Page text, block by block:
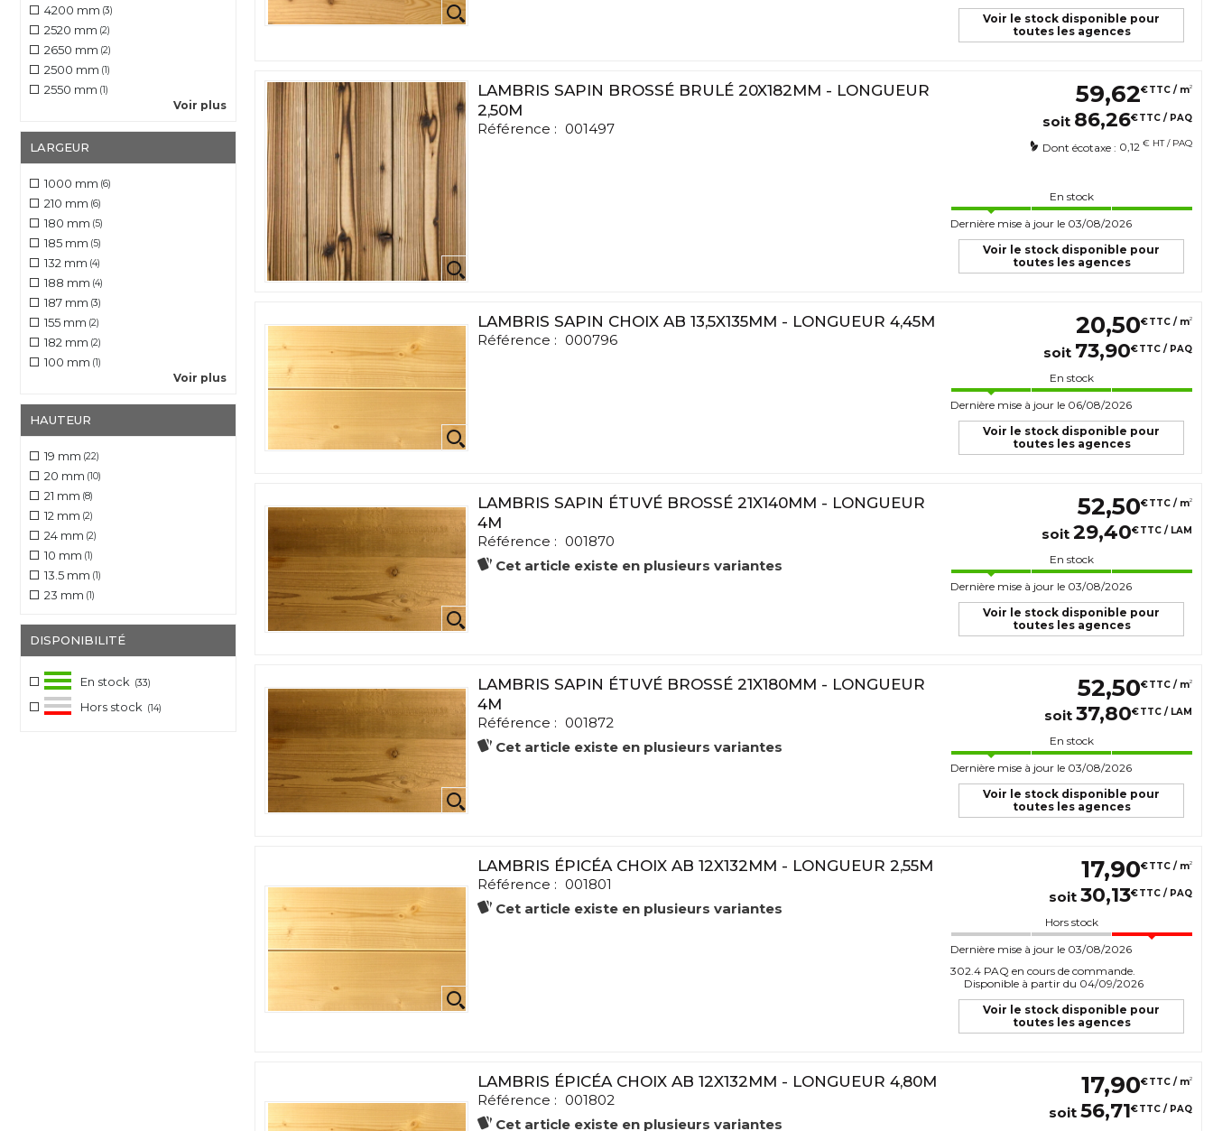
4200 mm (3)
2520 mm (2)
2650 mm (2)
2500 mm (1)
2550 mm (1)
Voir plus
LARGEUR
1000 mm (6)
210 mm (6)
180 mm (5)
185 mm (5)
132 mm (4)
188 mm (4)
187 mm (3)
155 mm (2)
182 mm (2)
100 mm (1)
Voir plus
HAUTEUR
19 mm (22)
20 mm (10)
21 mm (8)
12 mm (2)
24 mm (2)
10 mm (1)
13.5 mm (1)
23 mm (1)
DISPONIBILITÉ
En stock (33)
Hors stock (14)
Voir le stock disponible pour
toutes les agences
LAMBRIS SAPIN BROSSÉ BRULÉ 20X182MM - LONGUEUR
2,50M
Référence : 001497
59,62€TTC / m2
soit 86,26€TTC / PAQ
Dont écotaxe : 0,12 € HT / PAQ
En stock
Dernière mise à jour le 03/08/2026
Voir le stock disponible pour
toutes les agences
LAMBRIS SAPIN CHOIX AB 13,5X135MM - LONGUEUR 4,45M
Référence : 000796
20,50€TTC / m2
soit 73,90€TTC / PAQ
En stock
Dernière mise à jour le 06/08/2026
Voir le stock disponible pour
toutes les agences
LAMBRIS SAPIN ÉTUVÉ BROSSÉ 21X140MM - LONGUEUR
4M
Référence : 001870
Cet article existe en plusieurs variantes
52,50€TTC / m2
soit 29,40€TTC / LAM
En stock
Dernière mise à jour le 03/08/2026
Voir le stock disponible pour
toutes les agences
LAMBRIS SAPIN ÉTUVÉ BROSSÉ 21X180MM - LONGUEUR
4M
Référence : 001872
Cet article existe en plusieurs variantes
52,50€TTC / m2
soit 37,80€TTC / LAM
En stock
Dernière mise à jour le 03/08/2026
Voir le stock disponible pour
toutes les agences
LAMBRIS ÉPICÉA CHOIX AB 12X132MM - LONGUEUR 2,55M
Référence : 001801
Cet article existe en plusieurs variantes
17,90€TTC / m2
soit 30,13€TTC / PAQ
Hors stock
Dernière mise à jour le 03/08/2026
302.4 PAQ en cours de commande.
Disponible à partir du 04/09/2026
Voir le stock disponible pour
toutes les agences
LAMBRIS ÉPICÉA CHOIX AB 12X132MM - LONGUEUR 4,80M
Référence : 001802
Cet article existe en plusieurs variantes
17,90€TTC / m2
soit 56,71€TTC / PAQ